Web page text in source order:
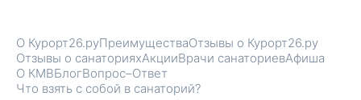
О Курорт26.руПреимуществаОтзывы о Курорт26.ру
Отзывы о санаторияхАкцииВрачи санаториевАфиша
О КМВБлогВопрос–Ответ
Что взять с собой в санаторий?